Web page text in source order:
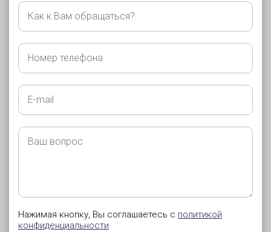
Как
Вам
обращаться?
Номер
телефона
E-
mail
Ваш
вопрос
Нажимая кнопку, Вы соглашаетесь с политикой
конфиденциальности